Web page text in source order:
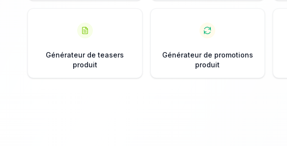
Générateur de teasers
produit
Générateur de promotions
produit